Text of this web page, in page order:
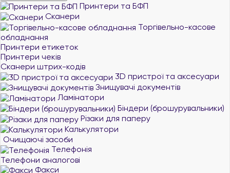
Принтери та БФП
Сканери
Торгівельно-касове
обладнання
Принтери етикеток
Принтери чеків
Сканери штрих-кодів
3D пристрої та аксесуари
Знищувачі документів
Ламінатори
Біндери (брошурувальники)
Різаки для паперу
Калькулятори
Очищаючі засоби
Телефонія
Телефони аналогові
Факси